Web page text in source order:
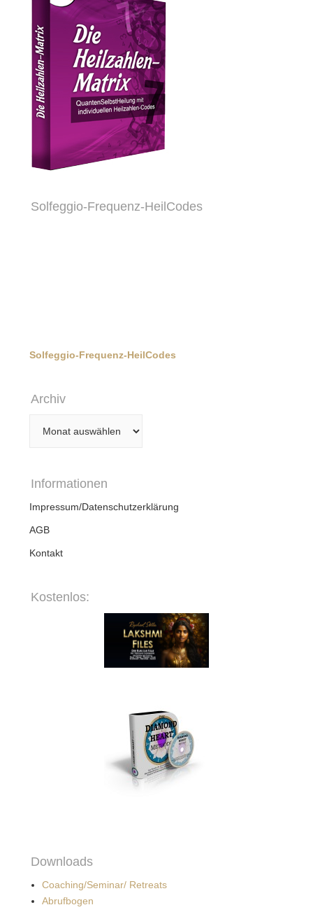
Solfeggio-Frequenz-HeilCodes
Solfeggio-Frequenz-HeilCodes
Archiv
Informationen
Impressum/Datenschutzerklärung
AGB
Kontakt
Kostenlos:
Downloads
Coaching/Seminar/ Retreats
Abrufbogen